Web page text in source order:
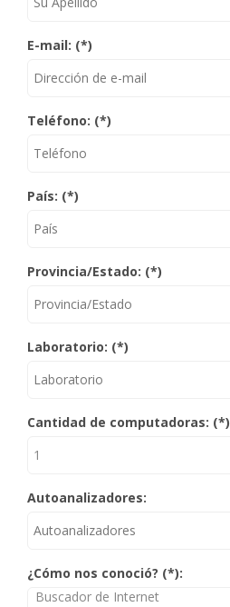
E-mail: (*)
Teléfono: (*)
País: (*)
Provincia/Estado: (*)
Laboratorio: (*)
Cantidad de computadoras: (*)
Autoanalizadores:
¿Cómo nos conoció? (*):